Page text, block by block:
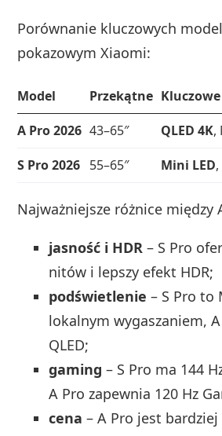
Porównanie kluczowych
pokazowym Xiaomi:
Model Przekątne
A Pro 2026 43–65″ QLED 4K,
S Pro 2026 55–65″ Mini LED
Najważniejsze różnice między
jasność i HDR – S Pro
nitów i lepszy efekt HDR;
podświetlenie – S Pro to
lokalnym wygaszaniem,
QLED;
gaming – S Pro ma 144
A Pro zapewnia 120 Hz
cena – A Pro jest bardziej